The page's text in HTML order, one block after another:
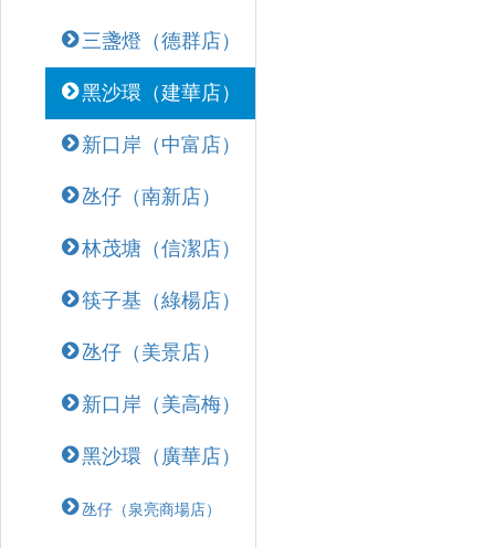
三盞燈（德群店）
黑沙環（建華店）
新口岸（中富店）
氹仔（南新店）
林茂塘（信潔店）
筷子基（綠楊店）
氹仔（美景店）
新口岸（美高梅）
黑沙環（廣華店）
氹仔（泉亮商場店）